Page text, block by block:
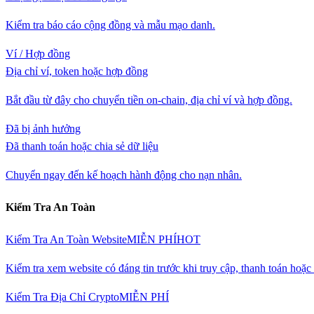
Kiểm tra báo cáo cộng đồng và mẫu mạo danh.
Ví / Hợp đồng
Địa chỉ ví, token hoặc hợp đồng
Bắt đầu từ đây cho chuyển tiền on-chain, địa chỉ ví và hợp đồng.
Đã bị ảnh hưởng
Đã thanh toán hoặc chia sẻ dữ liệu
Chuyển ngay đến kế hoạch hành động cho nạn nhân.
Kiểm Tra An Toàn
Kiểm Tra An Toàn WebsiteMIỄN PHÍHOT
Kiểm tra xem website có đáng tin trước khi truy cập, thanh toán
Kiểm Tra Địa Chỉ CryptoMIỄN PHÍ